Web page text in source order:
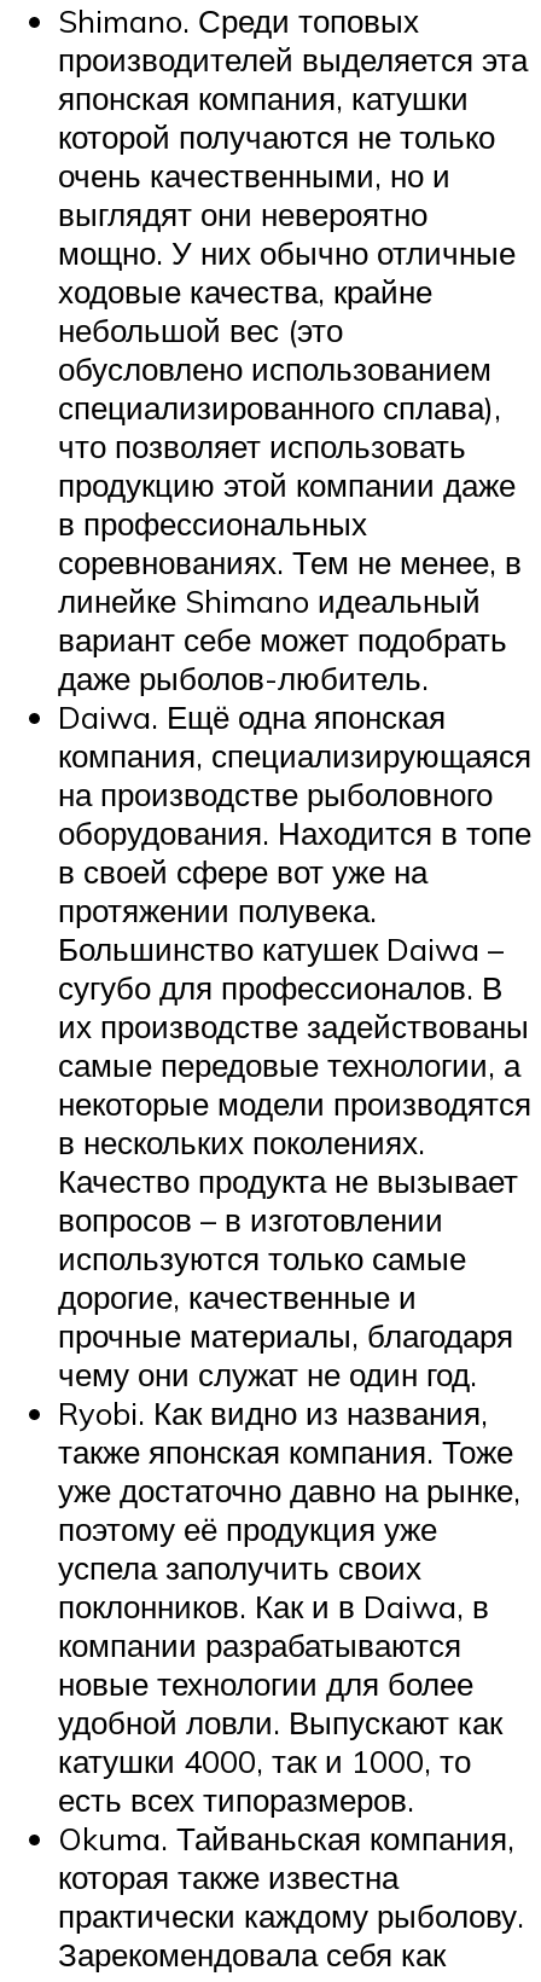
Shimano. Среди топовых
производителей выделяется эта
японская компания, катушки
которой получаются не только
очень качественными, но и
выглядят они невероятно
мощно. У них обычно отличные
ходовые качества, крайне
небольшой вес (это
обусловлено использованием
специализированного сплава),
что позволяет использовать
продукцию этой компании даже
в профессиональных
соревнованиях. Тем не менее, в
линейке Shimano идеальный
вариант себе может подобрать
даже рыболов-любитель.
Daiwa. Ещё одна японская
компания, специализирующаяся
на производстве рыболовного
оборудования. Находится в топе
в своей сфере вот уже на
протяжении полувека.
Большинство катушек Daiwa –
сугубо для профессионалов. В
их производстве задействованы
самые передовые технологии, а
некоторые модели производятся
в нескольких поколениях.
Качество продукта не вызывает
вопросов – в изготовлении
используются только самые
дорогие, качественные и
прочные материалы, благодаря
чему они служат не один год.
Ryobi. Как видно из названия,
также японская компания. Тоже
уже достаточно давно на рынке,
поэтому её продукция уже
успела заполучить своих
поклонников. Как и в Daiwa, в
компании разрабатываются
новые технологии для более
удобной ловли. Выпускают как
катушки 4000, так и 1000, то
есть всех типоразмеров.
Okuma. Тайваньская компания,
которая также известна
практически каждому рыболову.
Зарекомендовала себя как